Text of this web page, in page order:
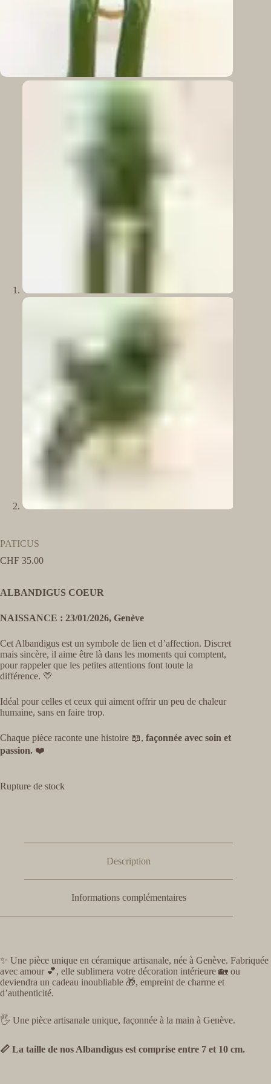
PATICUS
CHF 35.00
ALBANDIGUS COEUR
NAISSANCE : 23/01/2026, Genève
Cet Albandigus est un symbole de lien et d’affection. Discret
mais sincère, il aime être là dans les moments qui comptent,
pour rappeler que les petites attentions font toute la
différence. 💛
Idéal pour celles et ceux qui aiment offrir un peu de chaleur
humaine, sans en faire trop.
Chaque pièce raconte une histoire 📖, façonnée avec soin et
passion. ❤️
Rupture de stock
Description
Informations complémentaires
✨ Une pièce unique en céramique artisanale, née à Genève. Fabriquée
avec amour 💕, elle sublimera votre décoration intérieure 🏡 ou
deviendra un cadeau inoubliable 🎁, empreint de charme et
d’authenticité.
🖐️ Une pièce artisanale unique, façonnée à la main à Genève.
📏 La taille de nos Albandigus est comprise entre 7 et 10 cm.